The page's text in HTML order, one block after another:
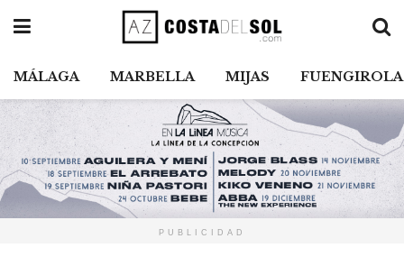
MÁLAGA MARBELLA MIJAS FUENGIROLA
PUBLICIDAD